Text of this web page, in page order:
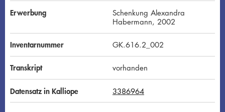
Erwerbung
Schenkung Alexandra
Habermann, 2002
Inventarnummer GK.616.2_002
Transkript vorhanden
Datensatz in Kalliope 3386964